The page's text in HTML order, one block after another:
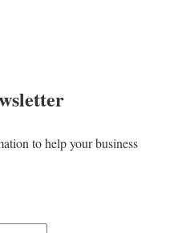
to help your business